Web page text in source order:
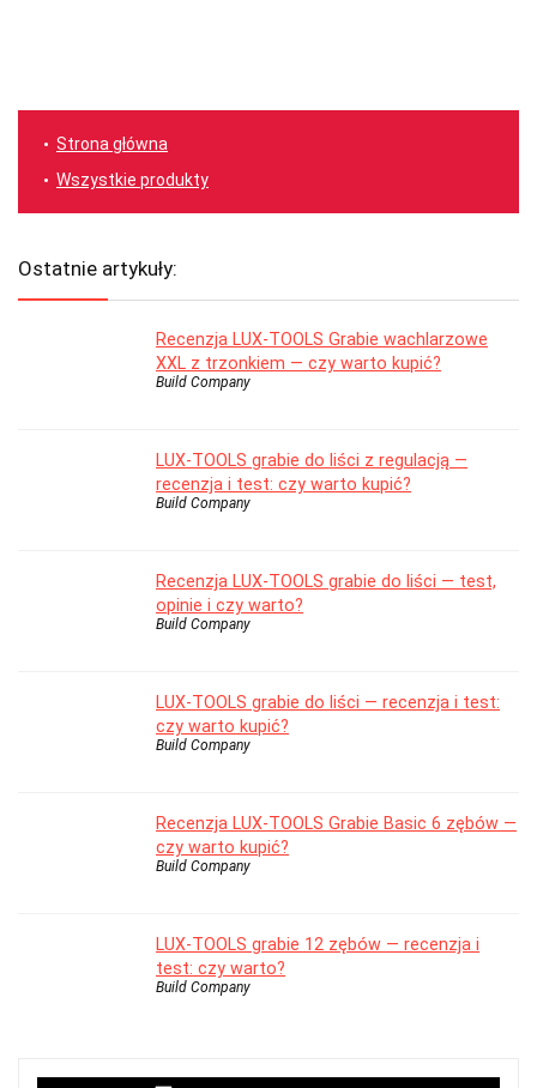
Strona główna
Wszystkie produkty
Ostatnie artykuły:
Recenzja LUX-TOOLS Grabie wachlarzowe
XXL z trzonkiem — czy warto kupić?
Build Company
LUX-TOOLS grabie do liści z regulacją —
recenzja i test: czy warto kupić?
Build Company
Recenzja LUX-TOOLS grabie do liści — test,
opinie i czy warto?
Build Company
LUX-TOOLS grabie do liści — recenzja i test:
czy warto kupić?
Build Company
Recenzja LUX-TOOLS Grabie Basic 6 zębów —
czy warto kupić?
Build Company
LUX-TOOLS grabie 12 zębów — recenzja i
test: czy warto?
Build Company